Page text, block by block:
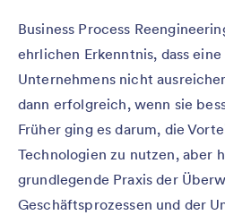
Business Process
ehrlichen Erkenntnis, dass
Unternehmens nicht
dann erfolgreich, wenn sie
Früher ging es darum, die
Technologien zu nutzen, aber
grundlegende Praxis der
Geschäftsprozessen und der